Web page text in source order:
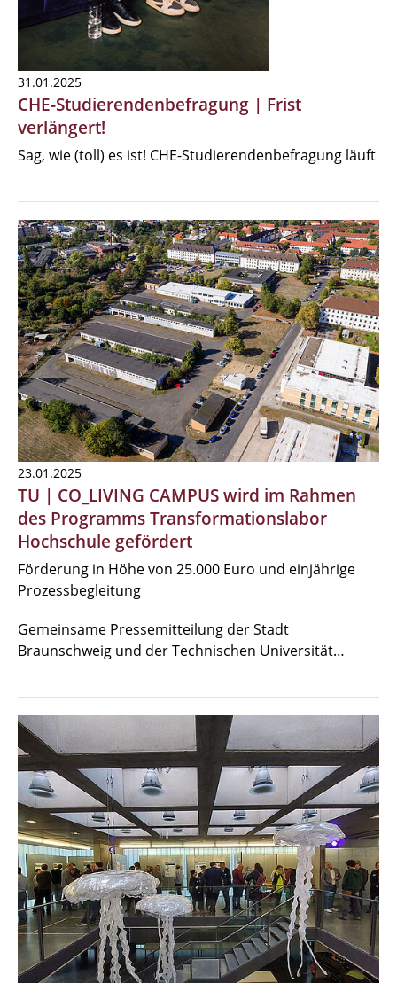
31.01.2025
CHE-Studierendenbefragung | Frist
verlängert!
Sag, wie (toll) es ist! CHE-Studierendenbefragung läuft
23.01.2025
TU | CO_LIVING CAMPUS wird im Rahmen
des Programms Transformationslabor
Hochschule gefördert
Förderung in Höhe von 25.000 Euro und einjährige
Prozessbegleitung
Gemeinsame Pressemitteilung der Stadt
Braunschweig und der Technischen Universität…